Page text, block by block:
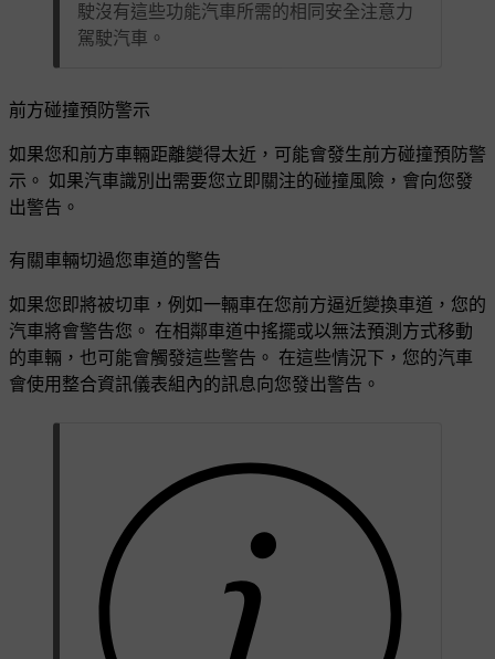
駛沒有這些功能汽車所需的相同安全注意力
駕駛汽車。
前方碰撞預防警示
如果您和前方車輛距離變得太近，可能會發生前方碰撞預防警
示。 如果汽車識別出需要您立即關注的碰撞風險，會向您發
出警告。
有關車輛切過您車道的警告
如果您即將被切車，例如一輛車在您前方逼近變換車道，您的
汽車將會警告您。 在相鄰車道中搖擺或以無法預測方式移動
的車輛，也可能會觸發這些警告。 在這些情況下，您的汽車
會使用整合資訊儀表組內的訊息向您發出警告。